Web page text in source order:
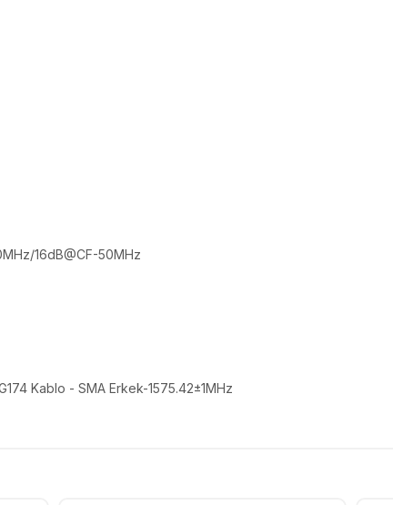
16dB@CF-50MHz
Kablo - SMA Erkek-1575.42±1MHz